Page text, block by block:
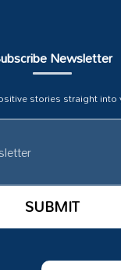
Newsletter
stories straight into